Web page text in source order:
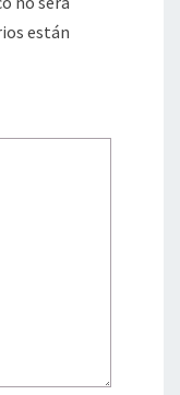
están